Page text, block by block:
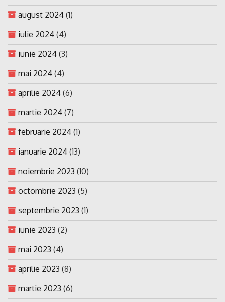
august 2024 (1)
iulie 2024 (4)
iunie 2024 (3)
mai 2024 (4)
aprilie 2024 (6)
martie 2024 (7)
februarie 2024 (1)
ianuarie 2024 (13)
noiembrie 2023 (10)
octombrie 2023 (5)
septembrie 2023 (1)
iunie 2023 (2)
mai 2023 (4)
aprilie 2023 (8)
martie 2023 (6)